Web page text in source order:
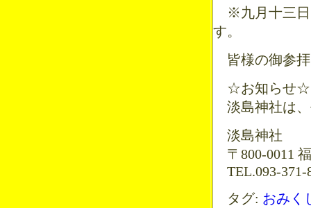
※九月十三日
す。
皆様の御参拝
☆お知らせ☆
淡島神社は、
淡島神社
〒800-0011
TEL.093-371-
タグ: おみく